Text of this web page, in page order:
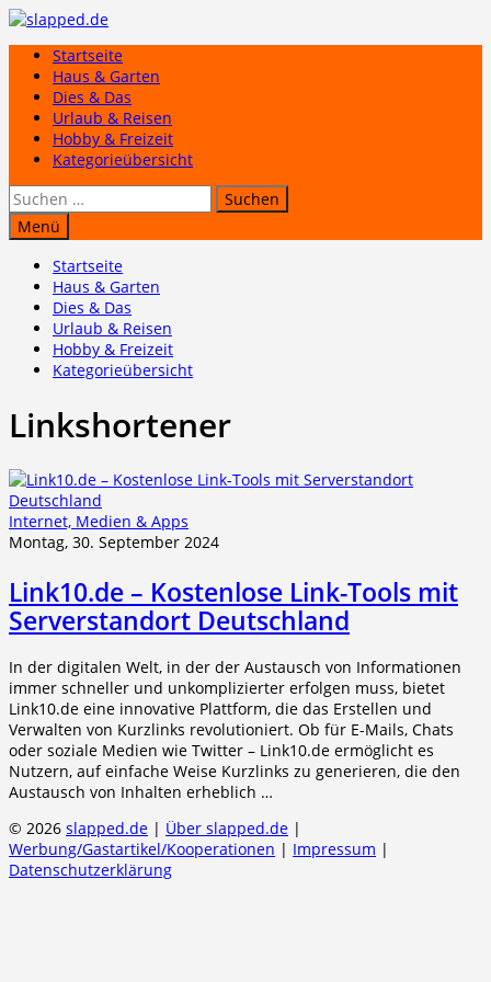
Zum
springenStartseite
Haus & Garten
Dies & Das
Urlaub & Reisen
Hobby & Freizeit
Kategorieübersicht
Suchen
nach:
Menü
Startseite
Haus & Garten
Dies & Das
Urlaub & Reisen
Hobby & Freizeit
Kategorieübersicht
Linkshortener
Internet, Medien & Apps
Montag, 30. September 2024
Link10.de – Kostenlose Link-Tools mit
Serverstandort Deutschland
In der digitalen Welt, in der der Austausch von Informationen
immer schneller und unkomplizierter erfolgen muss, bietet
Link10.de eine innovative Plattform, die das Erstellen und
Verwalten von Kurzlinks revolutioniert. Ob für E-Mails, Chats
oder soziale Medien wie Twitter – Link10.de ermöglicht es
Nutzern, auf einfache Weise Kurzlinks zu generieren, die den
Austausch von Inhalten erheblich …
© 2026 slapped.de | Über slapped.de |
Werbung/Gastartikel/Kooperationen | Impressum |
Datenschutzerklärung